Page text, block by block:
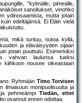
"kylmälle, pimeälle,
sanoitukset, vinohko
ydinosaamista, mutta jotain
edeltäjänsä. Ei Eläin vielä
mikä tuntuu, outoa kyllä,
ja eläväisyyden sijaan
jotain puuttuisi. Esimerkiksi
vahvan laulunsa tueksi
kiihkoon nousee oikeastaan
Ryhmään Timo Torvisen
ilmaisuun monipuolisuutta ja
ja pehmeämpiTiedän, ettet
osannut ennen odottaa.